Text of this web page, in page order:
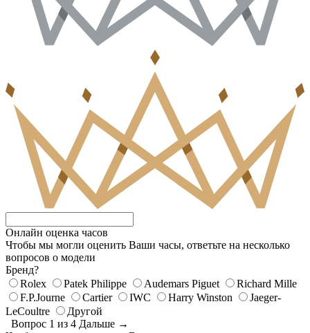
Онлайн оценка часов
Чтобы мы могли оценить Ваши часы, ответьте на несколько
вопросов о модели
Бренд?
Rolex
Patek Philippe Audemars Piguet
Richard Mille
F.P.Journe
Cartier IWC Harry Winston
Jaeger-
LeCoultre
Другой
Вопрос 1 из 4 Дальше →